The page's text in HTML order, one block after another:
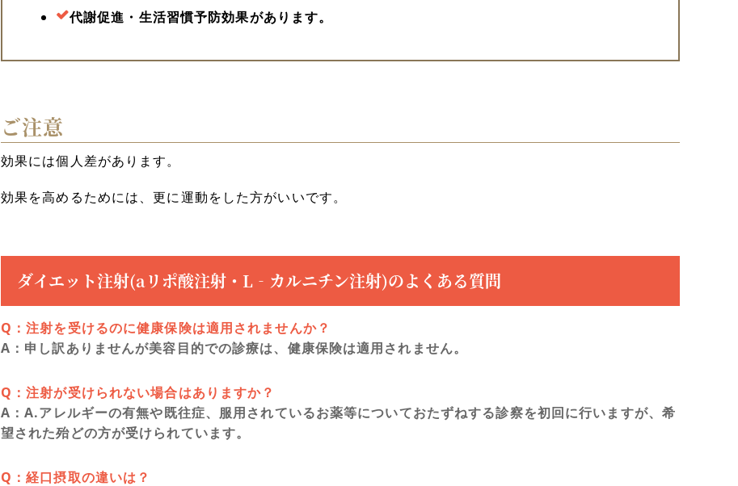
代謝促進・生活習慣予防効果があります。
ご注意
効果には個人差があります。
効果を高めるためには、更に運動をした方がいいです。
ダイエット注射(aリポ酸注射・L‐カルニチン注射)のよくある質問
Q：注射を受けるのに健康保険は適用されませんか？
A：申し訳ありませんが美容目的での診療は、健康保険は適用されません。
Q：注射が受けられない場合はありますか？
A：A.アレルギーの有無や既往症、服用されているお薬等についておたずねする診察を初回に行いますが、希
望された殆どの方が受けられています。
Q：経口摂取の違いは？